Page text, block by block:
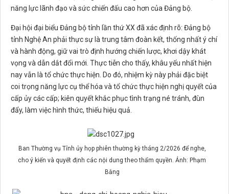
năng lực lãnh đạo và sức chiến đấu cao hơn của Đảng bộ.
Đại hội đại biểu Đảng bộ tỉnh lần thứ XX đã xác định rõ: Đảng bộ
tỉnh Nghệ An phải thực sự là trung tâm đoàn kết, thống nhất ý chí
và hành động, giữ vai trò định hướng chiến lược, khơi dậy khát
vọng và dẫn dắt đổi mới. Thực tiễn cho thấy, khâu yếu nhất hiện
nay vẫn là tổ chức thực hiện. Do đó, nhiệm kỳ này phải đặc biệt
coi trọng năng lực cụ thể hóa và tổ chức thực hiện nghị quyết của
cấp ủy các cấp; kiên quyết khắc phục tình trạng né tránh, đùn
đẩy, làm việc hình thức, thiếu hiệu quả.
Ban Thường vụ Tỉnh ủy họp phiên thường kỳ tháng 2/2026 để nghe,
cho ý kiến và quyết định các nội dung theo thẩm quyền. Ảnh: Phạm
Bằng